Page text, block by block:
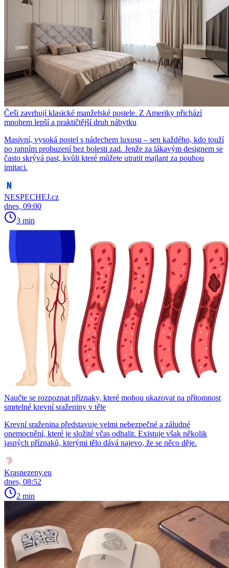
Češi zavrhují klasické manželské postele. Z Ameriky přichází
mnohem lepší a praktičtější druh nábytku
Masivní, vysoká postel s nádechem luxusu – sen každého, kdo touží
po ranním probuzení bez bolesti zad. Jenže za lákavým designem se
často skrývá past, kvůli které můžete utratit majlant za pouhou
imitaci.
NESPECHEJ.cz
dnes, 09:00
3 min
Naučte se rozpoznat příznaky, které mohou ukazovat na přítomnost
smrtelné krevní sraženiny v těle
Krevní sraženina představuje velmi nebezpečné a záludné
onemocnění, které je složité včas odhalit. Existuje však několik
jasných příznaků, kterými tělo dává najevo, že se něco děje.
Krasnezeny.eu
dnes, 08:52
2 min